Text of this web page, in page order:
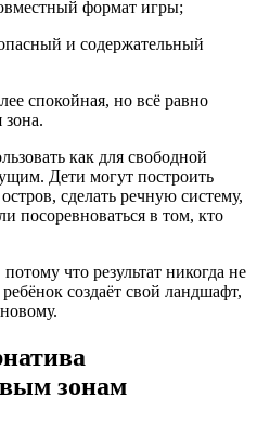
формат игры;
и содержательный
спокойная, но всё равно
зона.
как для свободной
Дети могут построить
сделать речную систему,
посоревноваться в том, кто
что результат никогда не
создаёт свой ландшафт,
зонам